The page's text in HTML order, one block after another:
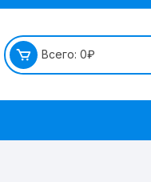
Всего: 0₽